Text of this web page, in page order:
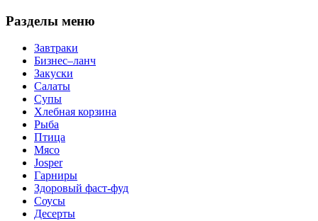
Разделы меню
Завтраки
Бизнес–ланч
Закуски
Салаты
Супы
Хлебная корзина
Рыба
Птица
Мясо
Josper
Гарниры
Здоровый фаст-фуд
Соусы
Десерты